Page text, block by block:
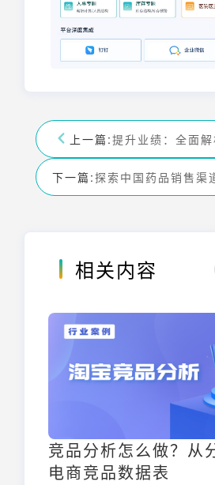
上一篇:提升业绩：全面
下一篇:探索中国药品销售渠
相关内容
竞品分析怎么做？从
电商竞品数据表